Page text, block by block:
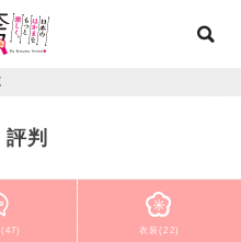
判
衣装(22)